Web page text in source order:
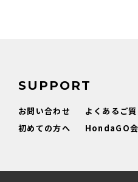
SUPPORT
お問い合わせ よくあるご
初めての方へ
HondaGO